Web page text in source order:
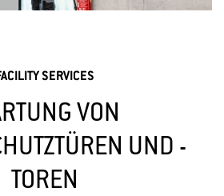
SERVICES
VON
UND -
TOREN